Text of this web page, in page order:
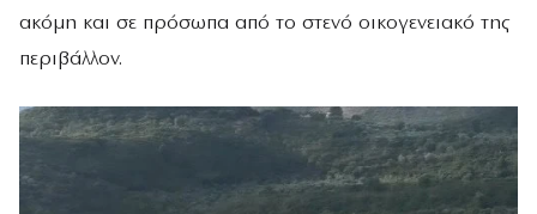
ακόμη και σε πρόσωπα από το στενό οικογενειακό της
περιβάλλον.